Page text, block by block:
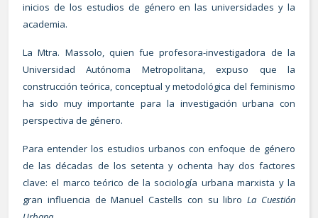
inicios de los estudios de género en las universidades y la
academia.
La Mtra. Massolo, quien fue profesora-investigadora de la
Universidad Autónoma Metropolitana, expuso que la
construcción teórica, conceptual y metodológica del feminismo
ha sido muy importante para la investigación urbana con
perspectiva de género.
Para entender los estudios urbanos con enfoque de género
de las décadas de los setenta y ochenta hay dos factores
clave: el marco teórico de la sociología urbana marxista y la
gran influencia de Manuel Castells con su libroLa Cuestión